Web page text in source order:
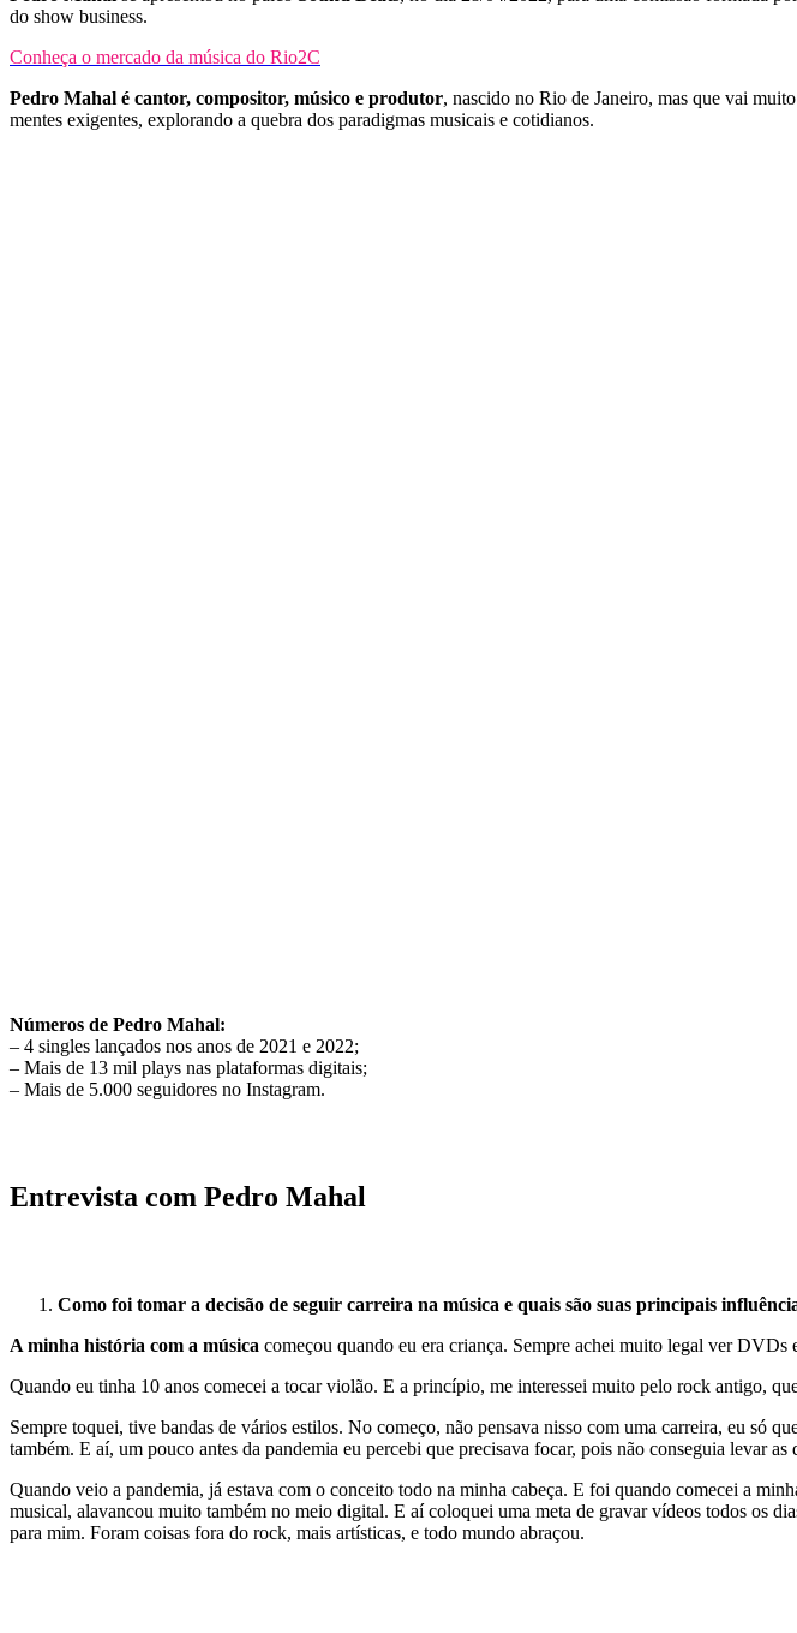
do show business.
Conheça o mercado da música do Rio2C
Pedro Mahal é cantor, compositor, músico e produtor, nascido no Rio de Janeiro, mas que vai
mentes exigentes, explorando a quebra dos paradigmas musicais e cotidianos.
Números de Pedro Mahal:
– 4 singles lançados nos anos de 2021 e 2022;
– Mais de 13 mil plays nas plataformas digitais;
– Mais de 5.000 seguidores no Instagram.
Entrevista com Pedro Mahal
Como foi tomar a decisão de seguir carreira na música e quais são suas principais
A minha história com a música começou quando eu era criança. Sempre achei muito legal ver
Quando eu tinha 10 anos comecei a tocar violão. E a princípio, me interessei muito pelo rock antigo,
Sempre toquei, tive bandas de vários estilos. No começo, não pensava nisso com uma carreira, eu só
também. E aí, um pouco antes da pandemia eu percebi que precisava focar, pois não conseguia levar as
Quando veio a pandemia, já estava com o conceito todo na minha cabeça. E foi quando comecei a
musical, alavancou muito também no meio digital. E aí coloquei uma meta de gravar vídeos todos os
para mim. Foram coisas fora do rock, mais artísticas, e todo mundo abraçou.